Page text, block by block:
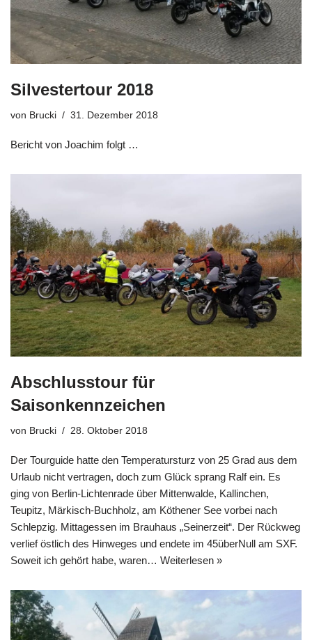
Silvestertour 2018
von Brucki 31. Dezember 2018
Bericht von Joachim folgt …
Abschlusstour für
Saisonkennzeichen
von Brucki 28. Oktober 2018
Der Tourguide hatte den Temperatursturz von 25 Grad aus dem
Urlaub nicht vertragen, doch zum Glück sprang Ralf ein. Es
ging von Berlin-Lichtenrade über Mittenwalde, Kallinchen,
Teupitz, Märkisch-Buchholz, am Köthener See vorbei nach
Schlepzig. Mittagessen im Brauhaus „Seinerzeit“. Der Rückweg
verlief östlich des Hinweges und endete im 45überNull am SXF.
Soweit ich gehört habe, waren… Weiterlesen »